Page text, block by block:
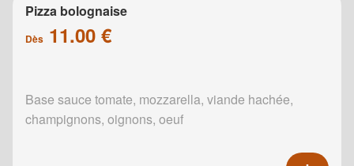
Pizza bolognaise
Dès 11.00 €
Base sauce tomate, mozzarella, viande hachée,
champignons, oignons, oeuf